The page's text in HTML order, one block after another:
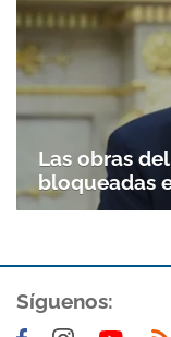
Gracias
Las obras
bloqueadas
Síguenos: